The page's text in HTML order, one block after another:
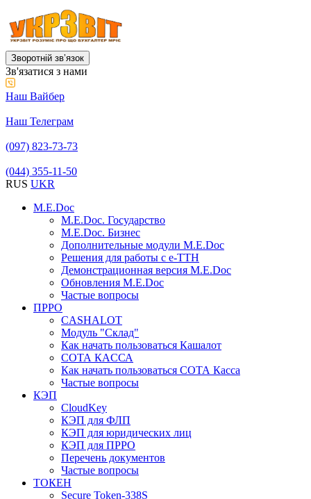
Зворотній звʼязок
Зв'язатися з нами
Наш Вайбер
Наш Телеграм
(097) 823-73-73
(044) 355-11-50
RUS UKR
M.E.Doc
M.E.Doc. Государство
M.E.Doc. Бизнес
Дополнительные модули M.E.Doc
Решения для работы с е-ТТН
Демонстрационная версия M.E.Doc
Обновления M.E.Doc
Частые вопросы
ПРРО
CASHALOT
Модуль "Склад"
Как начать пользоваться Кашалот
СОТА КАCСА
Как начать пользоваться СОТА Касса
Частые вопросы
КЭП
CloudKey
КЭП для ФЛП
КЭП для юридических лиц
КЭП для ПРРО
Перечень документов
Частые вопросы
ТОКЕН
Secure Token-338S